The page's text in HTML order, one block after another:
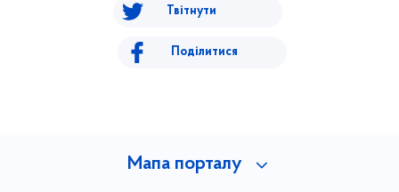
Твітнути
Поділитися
Мапа порталу